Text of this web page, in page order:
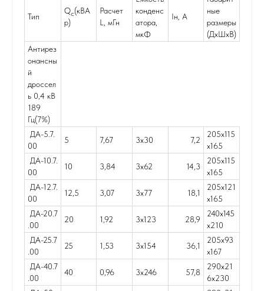
Тип
Qс(кВА
р)
Расчет
L, мГн
конденс
атора,
мкФ
Iн, А
ные
размеры
(ДхШхВ)
Антирез
онансны
й
дроссел
ь 0,4 кВ
189
Гц(7%)
ДА-5.7.
00
5 7,67 3х30 7,2
205х115
х165
ДА-10.7.
00
10 3,84 3х62 14,3
205х115
х165
ДА-12.7.
00
12,5 3,07 3х77 18,1
205х121
х165
ДА-20.7
.00
20 1,92 3х123 28,9
240х145
х210
ДА-25.7
.00
25 1,53 3х154 36,1
205х93
х167
ДА-40.7
.00
40 0,96 3х246 57,8
290х21
6х230